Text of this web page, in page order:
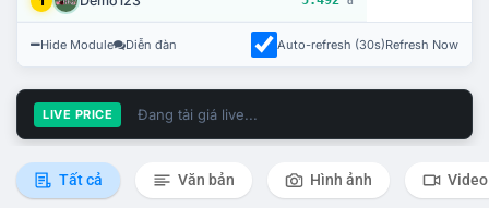
Hide Module Diễn đàn Auto-refresh (30s)Refresh Now
LIVE PRICE Đang tải giá live...
Tất cả Văn bản Hình ảnh Video